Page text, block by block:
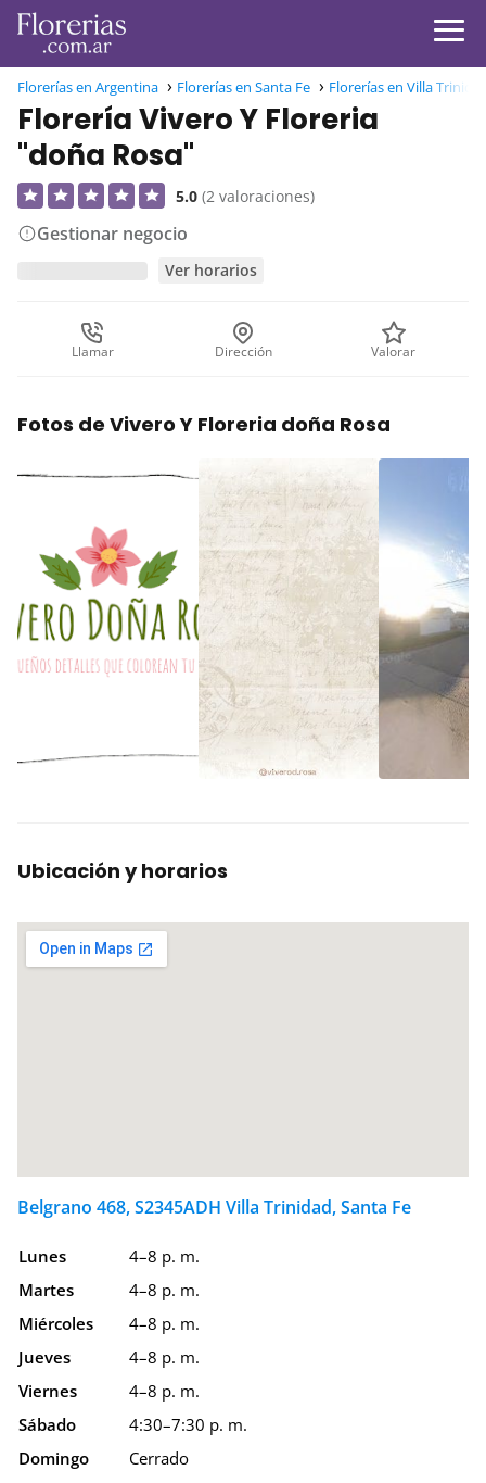
Florerías en Argentina Florerías en Santa Fe Florerías en Villa
Florería Vivero Y Floreria
"doña Rosa"
5.0 (2 valoraciones)
Gestionar negocio
Ver horarios
Llamar Dirección Valorar
Fotos de Vivero Y Floreria doña Rosa
Ubicación y horarios
Belgrano 468, S2345ADH Villa Trinidad, Santa Fe
Lunes
4–8 p. m.
Martes
4–8 p. m.
Miércoles
4–8 p. m.
Jueves
4–8 p. m.
Viernes
4–8 p. m.
Sábado
4:30–7:30 p. m.
Domingo
Cerrado